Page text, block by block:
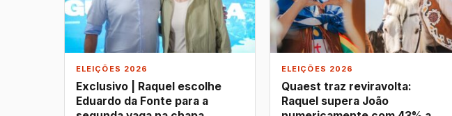
ELEIÇÕES 2026
Exclusivo | Raquel escolhe
Eduardo da Fonte para a
ELEIÇÕES 2026
Quaest traz reviravolta:
Raquel supera João